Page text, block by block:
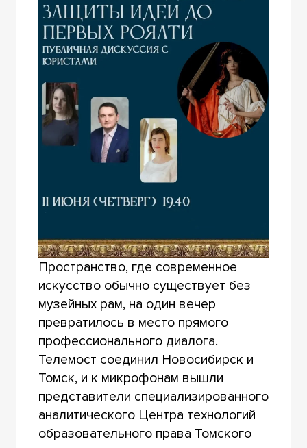
Пространство, где современное
искусство обычно существует без
музейных рам, на один вечер
превратилось в место прямого
профессионального диалога.
Телемост соединил Новосибирск и
Томск, и к микрофонам вышли
представители специализированного
аналитического Центра технологий
образовательного права Томского